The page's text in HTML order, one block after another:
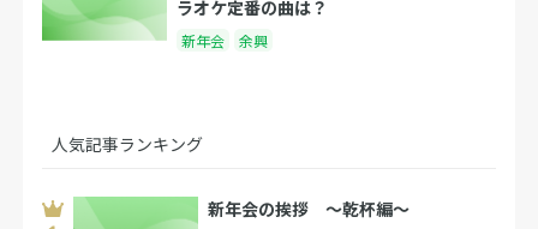
ラオケ定番の曲は？
新年会 余興
人気記事ランキング
新年会の挨拶 〜乾杯編〜